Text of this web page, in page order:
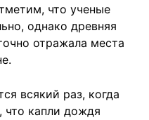
что ученые
однако древняя
отражала места
всякий раз, когда
что капли дождя